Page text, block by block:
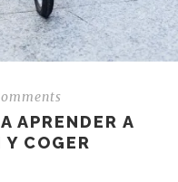
APRENDER A
COGER